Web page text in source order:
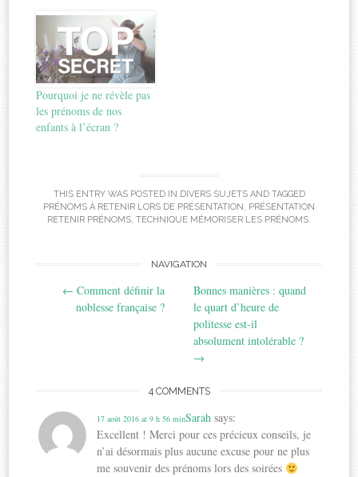
Pourquoi je ne révèle pas
les prénoms de nos
enfants à l’écran ?
THIS ENTRY WAS POSTED IN DIVERS SUJETSAND TAGGED
PRÉNOMS À RETENIR LORS DE PRÉSENTATION
PRÉSENTATION
RETENIR PRÉNOMS TECHNIQUE MÉMORISER LES PRÉNOMS
navigation
NAVIGATION
← Comment définir la
noblesse française ?
Bonnes manières : quand
le quart d’heure de
politesse est-il
absolument intolérable ?
→
4 COMMENTS
Sarah says:
17 août 2016 at 9 h 56 min
Excellent ! Merci pour ces précieux conseils, je
n’ai désormais plus aucune excuse pour ne plus
me souvenir des prénoms lors des soirées